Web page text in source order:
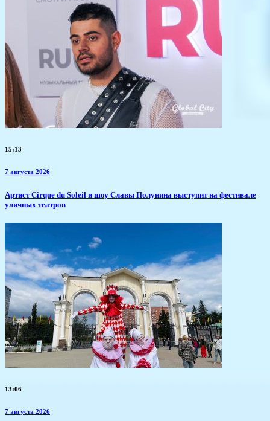
15:13
7 августа 2026
Артист Cirque du Soleil и шоу Славы Полунина выступит на фестивале
уличных театров
13:06
7 августа 2026